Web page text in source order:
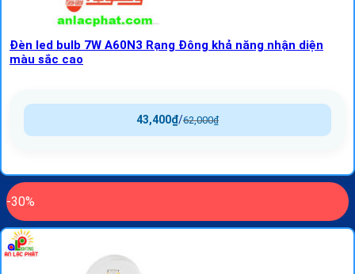
Đèn led bulb 7W A60N3 Rạng Đông khả năng nhận diện
màu sắc cao
62,000₫
/
43,400₫
-30%